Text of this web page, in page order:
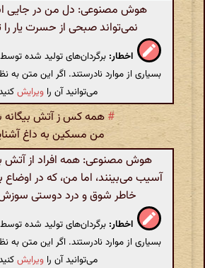
هوش مصنوعی: دل من در جایی
نمی‌تواند صبحی از حسرت یار
اخطار: برگردان‌های تولید شده
بسیاری از موارد نادرستند. اگر این متن به
می‌توانید آن را ویرایش
# همه کس ز آتش بیگانه
من مسکین به داغ
هوش مصنوعی: همه افراد از آتش
آسیب می‌بینند، اما من، که در
خاطر شوق و درد دوستی
اخطار: برگردان‌های تولید شده
بسیاری از موارد نادرستند. اگر این متن به
می‌توانید آن را ویرایش